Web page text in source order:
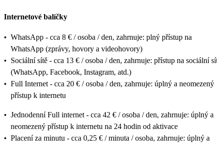
Internetové balíčky
• WhatsApp - cca 8 € / osoba / den, zahrnuje: plný přístup na
WhatsApp (zprávy, hovory a videohovory)
• Sociální sítě - cca 13 € / osoba / den, zahrnuje: přístup na sociální
(WhatsApp, Facebook, Instagram, atd.)
• Full Internet - cca 20 € / osoba / den, zahrnuje: úplný a neomezený
přístup k internetu
• Jednodenní Full internet - cca 42 € / osoba / den, zahrnuje: úplný a
neomezený přístup k internetu na 24 hodin od aktivace
• Placení za minutu - cca 0,25 € / minuta / osoba, zahrnuje: úplný a